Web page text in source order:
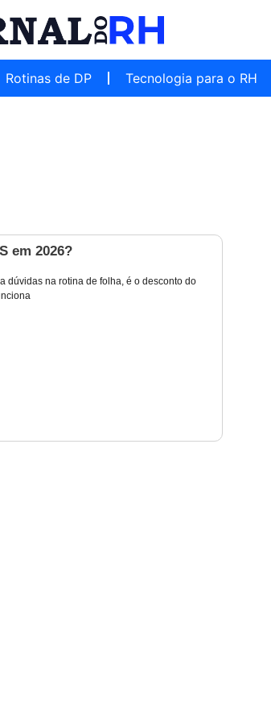
Rotinas de DP Tecnologia para o RH
em 2026?
dúvidas na rotina de folha, é o desconto do